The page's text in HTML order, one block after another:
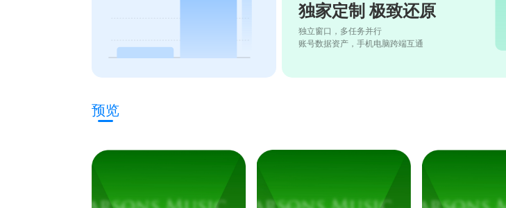
独家定制 极致还原
独立窗口，多任务并行
账号数据资产，手机电脑跨端互通
预览